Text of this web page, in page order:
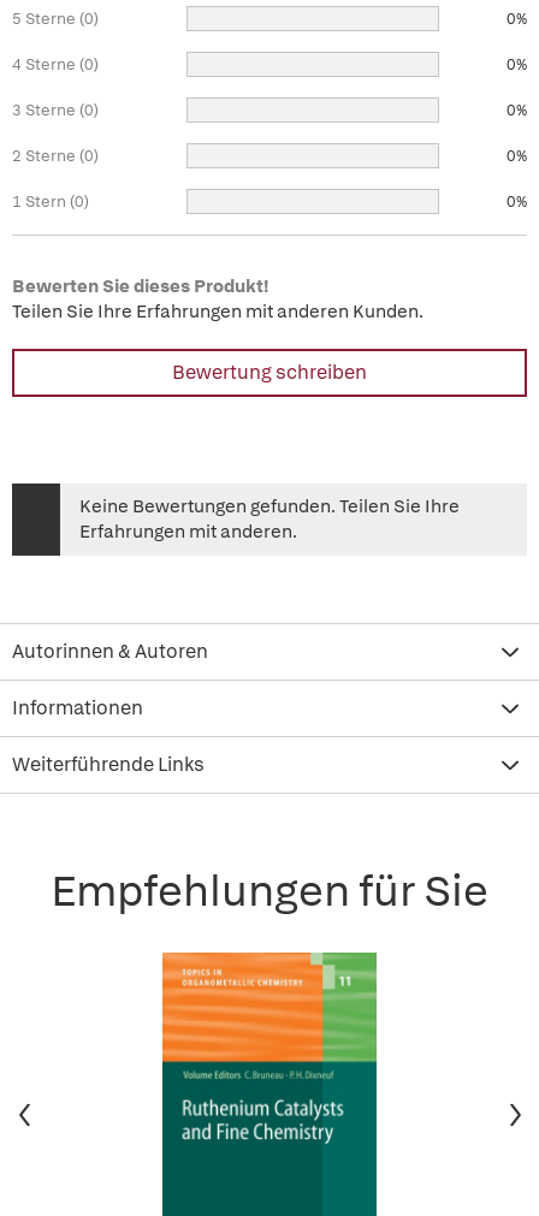
5 Sterne (0) 0%
4 Sterne (0) 0%
3 Sterne (0) 0%
2 Sterne (0) 0%
1 Stern (0) 0%
Bewerten Sie dieses Produkt!
Teilen Sie Ihre Erfahrungen mit anderen Kunden.
Bewertung schreiben
Keine Bewertungen gefunden. Teilen Sie Ihre
Erfahrungen mit anderen.
Autorinnen & Autoren
Informationen
Weiterführende Links
Empfehlungen für Sie